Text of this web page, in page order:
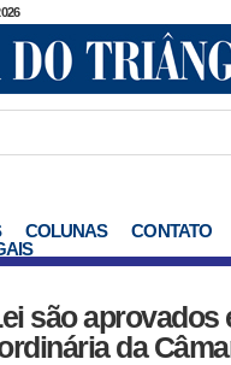
COLUNAS
CONTATO
são aprovados
da